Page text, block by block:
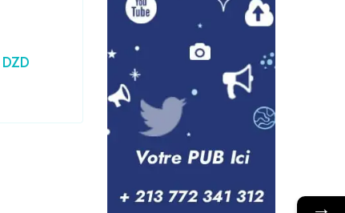
DZD
Seringue 10CC PRONTO
24,79 Prix HT : 20,83 DZD